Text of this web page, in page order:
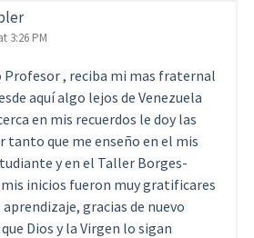
3:26 PM
Profesor , reciba mi mas fraternal
aquí algo lejos de Venezuela
en mis recuerdos le doy las
tanto que me enseño en el mis
y en el Taller Borges-
inicios fueron muy gratificares
gracias de nuevo
Dios y la Virgen lo sigan